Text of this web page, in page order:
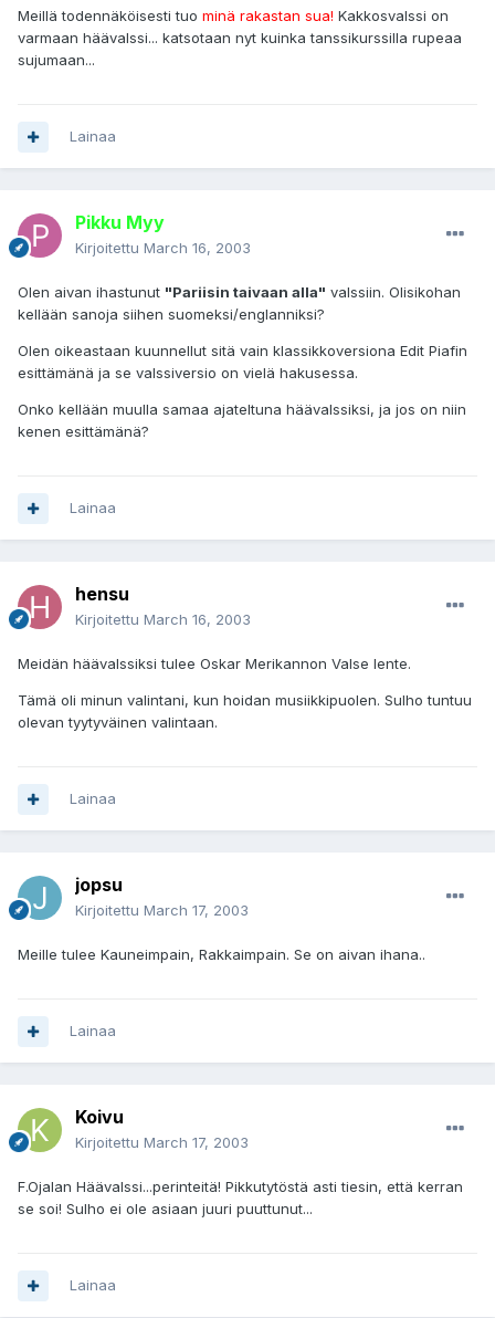
Meillä todennäköisesti tuo minä rakastan sua! Kakkosvalssi on
varmaan häävalssi... katsotaan nyt kuinka tanssikurssilla rupeaa
sujumaan...
Lainaa
Pikku Myy
Kirjoitettu March 16, 2003
Olen aivan ihastunut "Pariisin taivaan alla" valssiin. Olisikohan
kellään sanoja siihen suomeksi/englanniksi?
Olen oikeastaan kuunnellut sitä vain klassikkoversiona Edit Piafin
esittämänä ja se valssiversio on vielä hakusessa.
Onko kellään muulla samaa ajateltuna häävalssiksi, ja jos on niin
kenen esittämänä?
Lainaa
hensu
Kirjoitettu March 16, 2003
Meidän häävalssiksi tulee Oskar Merikannon Valse lente.
Tämä oli minun valintani, kun hoidan musiikkipuolen. Sulho tuntuu
olevan tyytyväinen valintaan.
Lainaa
jopsu
Kirjoitettu March 17, 2003
Meille tulee Kauneimpain, Rakkaimpain. Se on aivan ihana..
Lainaa
Koivu
Kirjoitettu March 17, 2003
F.Ojalan Häävalssi...perinteitä! Pikkutytöstä asti tiesin, että kerran
se soi! Sulho ei ole asiaan juuri puuttunut...
Lainaa